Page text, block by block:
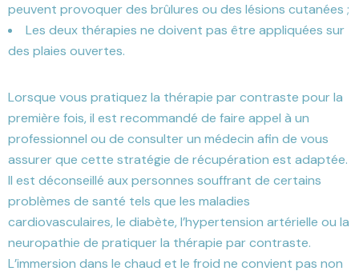
peuvent provoquer des brûlures ou des lésions cutanées ;
Les deux thérapies ne doivent pas être appliquées sur
des plaies ouvertes.
Lorsque vous pratiquez la thérapie par contraste pour la
première fois, il est recommandé de faire appel à un
professionnel ou de consulter un médecin afin de vous
assurer que cette stratégie de récupération est adaptée.
Il est déconseillé aux personnes souffrant de certains
problèmes de santé tels que les maladies
cardiovasculaires, le diabète, l’hypertension artérielle ou la
neuropathie de pratiquer la thérapie par contraste.
L’immersion dans le chaud et le froid ne convient pas non